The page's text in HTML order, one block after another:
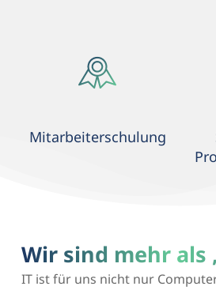
Mitarbeiterschulung
Wir sind mehr als
IT ist für uns nicht nur